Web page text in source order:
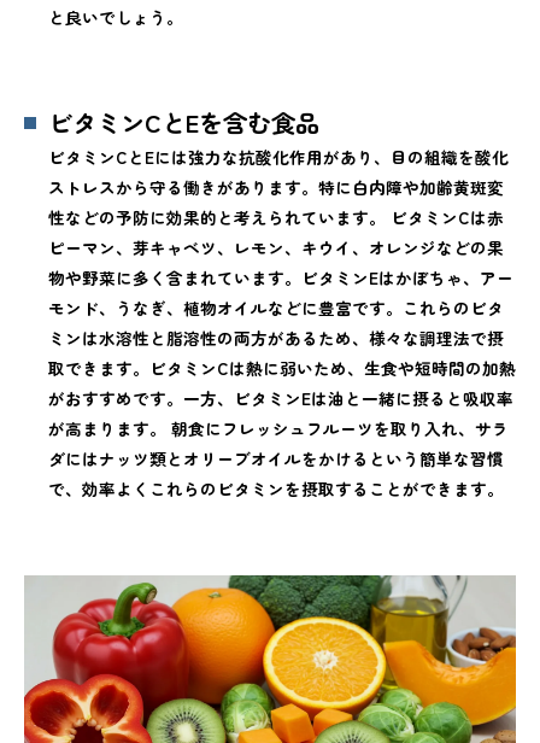
と良いでしょう。
ビタミンCとEを含む食品
ビタミンCとEには強力な抗酸化作用があり、目の組織を酸化
ストレスから守る働きがあります。特に白内障や加齢黄斑変
性などの予防に効果的と考えられています。 ビタミンCは赤
ピーマン、芽キャベツ、レモン、キウイ、オレンジなどの果
物や野菜に多く含まれています。ビタミンEはかぼちゃ、アー
モンド、うなぎ、植物オイルなどに豊富です。これらのビタ
ミンは水溶性と脂溶性の両方があるため、様々な調理法で摂
取できます。ビタミンCは熱に弱いため、生食や短時間の加熱
がおすすめです。一方、ビタミンEは油と一緒に摂ると吸収率
が高まります。 朝食にフレッシュフルーツを取り入れ、サラ
ダにはナッツ類とオリーブオイルをかけるという簡単な習慣
で、効率よくこれらのビタミンを摂取することができます。